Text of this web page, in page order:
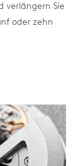
Ihre Garantie
verlängern Sie
oder zehn